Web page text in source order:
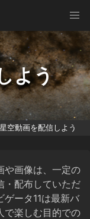
よう
星空動画を配信しよう
や画像は、一定の
・配布していただ
ゲータ11は最新バ
で楽しむ目的での